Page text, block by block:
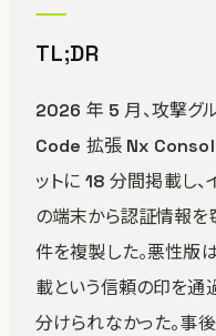
TL;DR
2026 年 5 月、攻撃グ
Code 拡張 Nx
ットに 18 分間掲載し
の端末から認証情報を
件を複製した。悪性版
載という信頼の印を通
分けられなかった。事